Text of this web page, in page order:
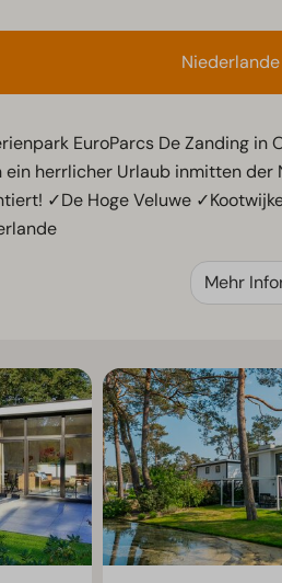
EuroParcs De Zanding in
ein herrlicher Urlaub inmitten der
✓De Hoge Veluwe
Mehr